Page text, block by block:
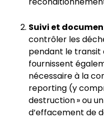
Suivi et
contrôler les
pendant le
fournissent
nécessaire à la
reporting (y
destruction » ou
d’effacement de